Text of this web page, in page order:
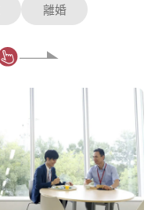
離婚